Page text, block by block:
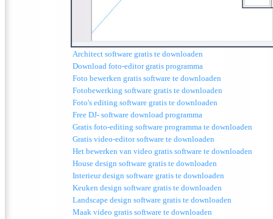
Architect software gratis te downloaden
Download foto-editor gratis programma
Foto bewerken gratis software te downloaden
Fotobewerking software gratis te downloaden
Foto's editing software gratis te downloaden
Free DJ- software download programma
Gratis foto-editing software programma te downloaden
Gratis video-editor software te downloaden
Het bewerken van video gratis software te downloaden
House design software gratis te downloaden
Interieur design software gratis te downloaden
Keuken design software gratis te downloaden
Landscape design software gratis te downloaden
Maak video gratis software te downloaden